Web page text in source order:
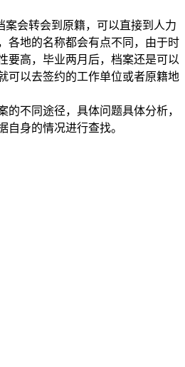
案会转会到原籍，可以直接到人力
各地的名称都会有点不同，由于时
要高，毕业两月后，档案还是可以
可以去签约的工作单位或者原籍地
的不同途径，具体问题具体分析，
自身的情况进行查找。